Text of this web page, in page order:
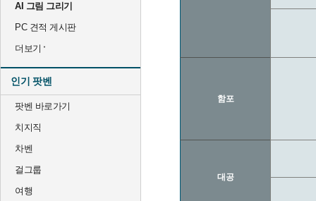
AI 그림 그리기
PC 견적 게시판
더보기
인기 팟벤
팟벤 바로가기
치지직
차벤
걸그룹
여행
함포
대공